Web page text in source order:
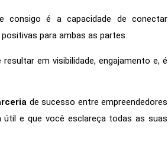
consigo é a capacidade de conectar
para ambas as partes.
em visibilidade, engajamento e, é
de sucesso entre empreendedores
útil e que você esclareça todas as suas